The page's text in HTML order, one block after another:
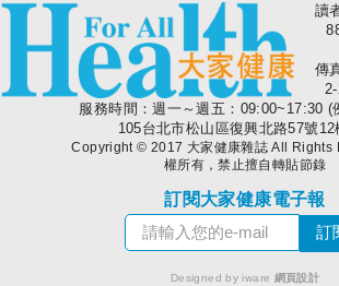
大家
讀
傳
服務時間：週一～週五：09:00~17:30 (
105台北市松山區復興北路57號12
Copyright © 2017 大家健康雜誌 All Rights
權所有，禁止擅自轉貼節錄
訂閱大家健康電子報
Designed by iware 網頁設計